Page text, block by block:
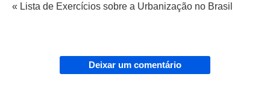
« Lista de Exercícios sobre a Urbanização no Brasil
Deixar um comentário